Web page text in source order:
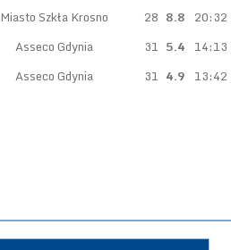
Miasto Szkła Krosno 28 8.8 20:32
Asseco Gdynia 31 5.4 14:13
Asseco Gdynia 31 4.9 13:42